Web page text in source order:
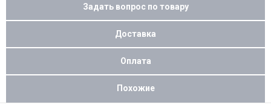
Задать вопрос по товару
Доставка
Оплата
Похожие